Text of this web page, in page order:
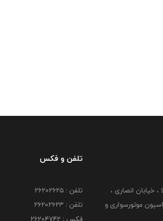
، خیابان انصاری ،
موتورسواری و
تلفن و فکس
تلفن : ۲۶۲۰۲۶۲۵
تلفن : ۲۶۲۰۲۶۲۳